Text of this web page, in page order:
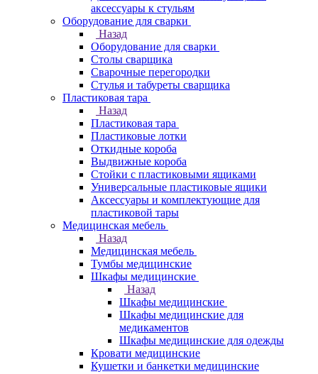
аксессуары к стульям
Оборудование для сварки
Назад
Оборудование для сварки
Столы сварщика
Сварочные перегородки
Стулья и табуреты сварщика
Пластиковая тара
Назад
Пластиковая тара
Пластиковые лотки
Откидные короба
Выдвижные короба
Стойки с пластиковыми ящиками
Универсальные пластиковые ящики
Аксессуары и комплектующие для
пластиковой тары
Медицинская мебель
Назад
Медицинская мебель
Тумбы медицинские
Шкафы медицинские
Назад
Шкафы медицинские
Шкафы медицинские для
медикаментов
Шкафы медицинские для одежды
Кровати медицинские
Кушетки и банкетки медицинские